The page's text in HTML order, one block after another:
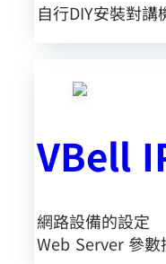
自行DIY安裝對講
VBell
網路設備的設定
Web Server 參數